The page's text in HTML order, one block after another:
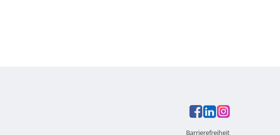
Barrierefreiheit